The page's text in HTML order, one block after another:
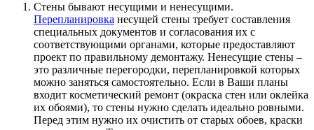
Стены бывают несущими и ненесущими.
Перепланировка несущей стены требует составления
специальных документов и согласования их с
соответствующими органами, которые предоставляют
проект по правильному демонтажу. Ненесущие стены –
это различные перегородки, перепланировкой которых
можно заняться самостоятельно. Если в Ваши планы
входит косметический ремонт (окраска стен или оклейка
их обоями), то стены нужно сделать идеально ровными.
Перед этим нужно их очистить от старых обоев, краски